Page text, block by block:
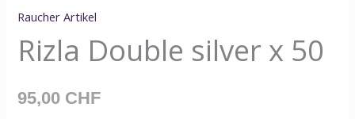
Raucher Artikel
Rizla Double silver x 50
95,00 CHF
x
Menge